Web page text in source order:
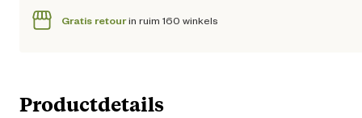
Gratis retourin ruim 160 winkels
Productdetails